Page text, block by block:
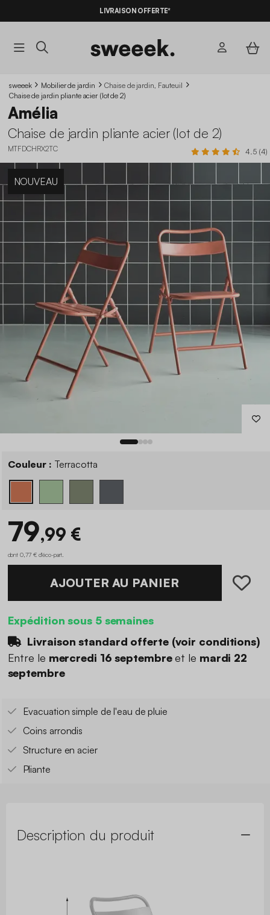
LIVRAISON OFFERTE*
sweeek Mobilier de jardin
Chaise de jardin, Fauteuil
Chaise de jardin pliante acier (lot de 2)
Amélia
Chaise de jardin pliante acier (lot de 2)
MTFDCHRX2TC 4.5 (4)
NOUVEAU
Couleur : Terracotta
79,99 €
dont 0,77 € d'éco-part
AJOUTER AU PANIER
Expédition sous 5 semaines
Livraison standard offerte (voir conditions)
Entre le mercredi 16 septembreet le mardi 22
septembre
Evacuation simple de l'eau de pluie
Coins arrondis
Structure en acier
Pliante
Description du produit